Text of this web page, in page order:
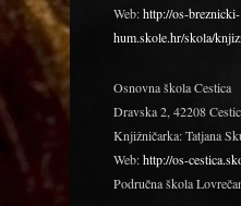
Web:http://os-breznicki-
hum.skole.hr/skola/
Osnovna škola Cestica
Dravska 2, 42208
Knjižničarka: Tatjana
Web:http://os-
Područna škola